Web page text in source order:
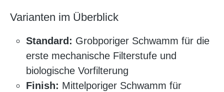
Varianten im Überblick
Standard: Grobporiger Schwamm für die
erste mechanische Filterstufe und
biologische Vorfilterung
Finish: Mittelporiger Schwamm für